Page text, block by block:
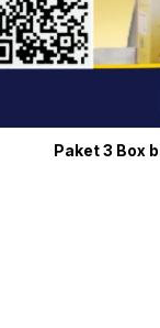
Paket 3 Box